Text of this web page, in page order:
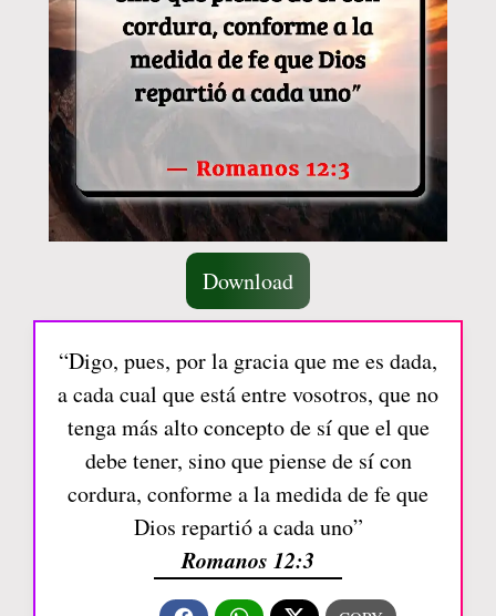
Download
“Digo, pues, por la gracia que me es dada,
a cada cual que está entre vosotros, que no
tenga más alto concepto de sí que el que
debe tener, sino que piense de sí con
cordura, conforme a la medida de fe que
Dios repartió a cada uno”
Romanos 12:3